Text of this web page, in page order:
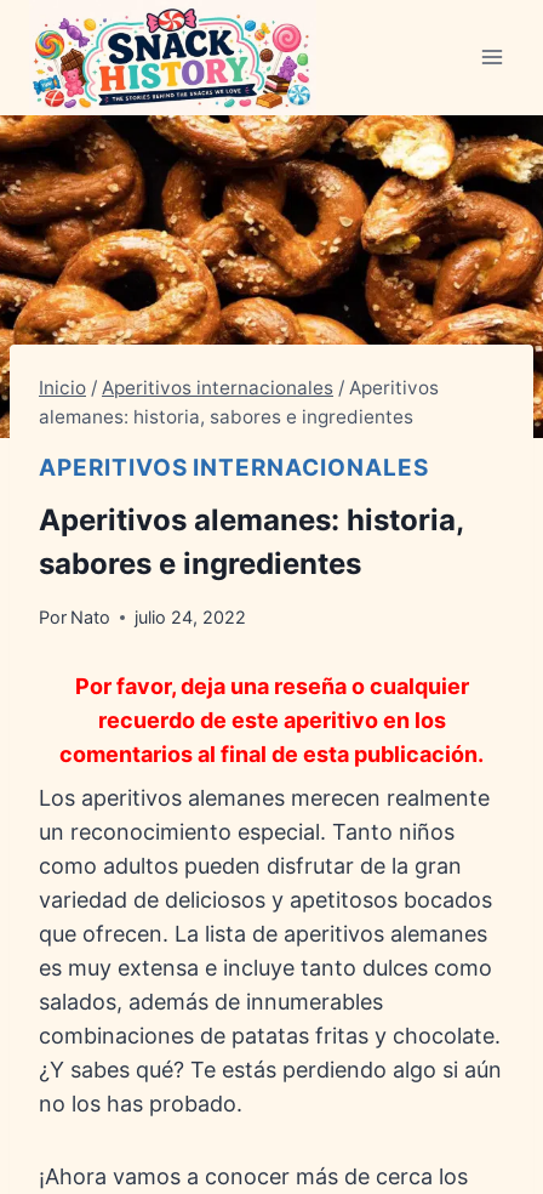
Contenido
Inicio / Aperitivos internacionales / Aperitivos
alemanes: historia, sabores e ingredientes
APERITIVOS INTERNACIONALES
Aperitivos alemanes: historia,
sabores e ingredientes
Por Nato julio 24, 2022
Por favor, deja una reseña o cualquier
recuerdo de este aperitivo en los
comentarios al final de esta publicación.
Los aperitivos alemanes merecen realmente
un reconocimiento especial. Tanto niños
como adultos pueden disfrutar de la gran
variedad de deliciosos y apetitosos bocados
que ofrecen. La lista de aperitivos alemanes
es muy extensa e incluye tanto dulces como
salados, además de innumerables
combinaciones de patatas fritas y chocolate.
¿Y sabes qué? Te estás perdiendo algo si aún
no los has probado.
¡Ahora vamos a conocer más de cerca los